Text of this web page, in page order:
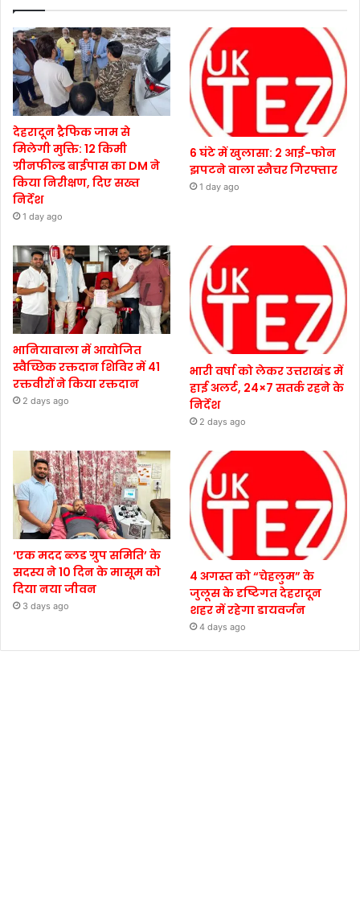
देहरादून ट्रैफिक जाम से
मिलेगी मुक्ति: 12 किमी
ग्रीनफील्ड बाईपास का DM ने
किया निरीक्षण, दिए सख्त
निर्देश
1 day ago
6 घंटे में खुलासा: 2 आई-फोन
झपटने वाला स्नैचर गिरफ्तार
1 day ago
भानियावाला में आयोजित
स्वैच्छिक रक्तदान शिविर में 41
रक्तवीरों ने किया रक्तदान
2 days ago
भारी वर्षा को लेकर उत्तराखंड में
हाई अलर्ट, 24×7 सतर्क रहने के
निर्देश
2 days ago
‘एक मदद ब्लड ग्रुप समिति’ के
सदस्य ने 10 दिन के मासूम को
दिया नया जीवन
3 days ago
4 अगस्त को “चेहलुम” के
जुलूस के दृष्टिगत देहरादून
शहर में रहेगा डायवर्जन
4 days ago